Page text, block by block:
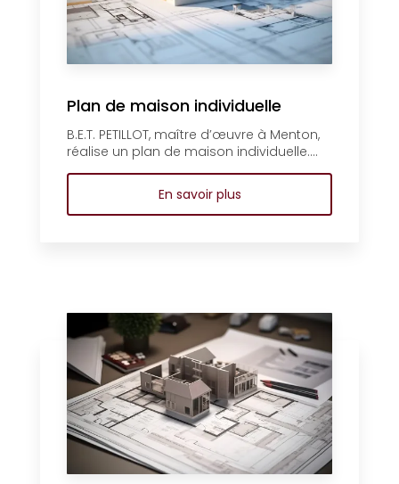
Plan de maison individuelle
B.E.T. PETILLOT, maître d’œuvre à Menton,
réalise un plan de maison individuelle....
En savoir plus